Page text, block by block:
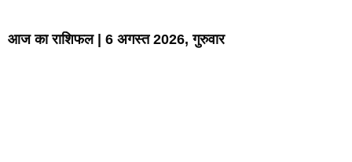
आज का राशिफल | 6 अगस्त 2026, गुरुवार